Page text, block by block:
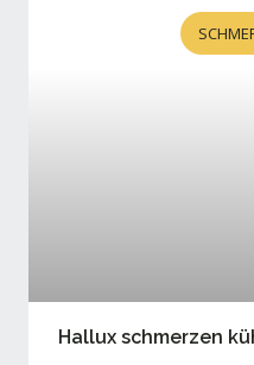
Hallux schmerzen